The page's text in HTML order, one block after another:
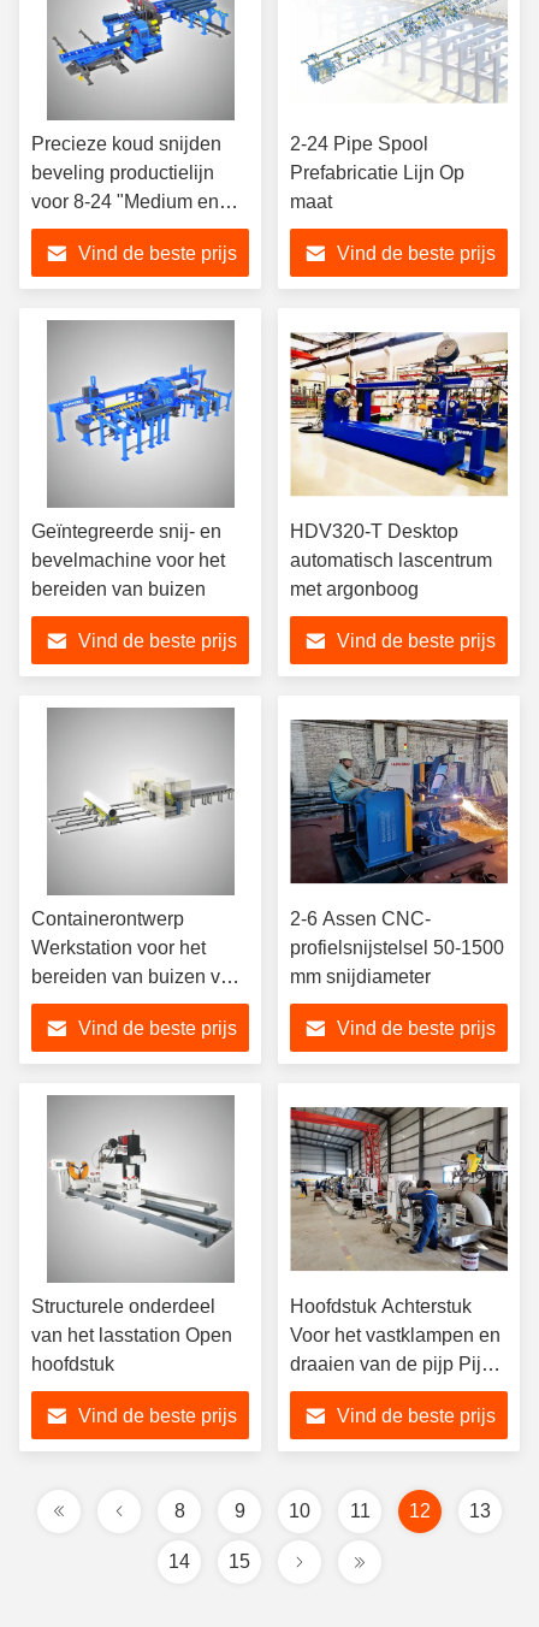
Precieze koud snijden
beveling productielijn
voor 8-24 "Medium en
dikke wand buizen
Vind de beste prijs
2-24 Pipe Spool
Prefabricatie Lijn Op
maat
Vind de beste prijs
Geïntegreerde snij- en
bevelmachine voor het
bereiden van buizen
Vind de beste prijs
HDV320-T Desktop
automatisch lascentrum
met argonboog
Vind de beste prijs
Containerontwerp
Werkstation voor het
bereiden van buizen voor
het snijden van buizen
Vind de beste prijs
2-6 Assen CNC-
profielsnijstelsel 50-1500
mm snijdiameter
Vind de beste prijs
Structurele onderdeel
van het lasstation Open
hoofdstuk
Vind de beste prijs
Hoofdstuk Achterstuk
Voor het vastklampen en
draaien van de pijp Pijp
Pijp Flens Pijp Elbow
Pipe-Tee Pipe To
Reducer
Vind de beste prijs
8 9 10 11 12 13
14 15